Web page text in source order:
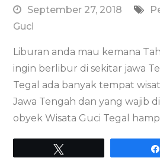
September 27, 2018
Guci
Liburan anda mau kemana
ingin berlibur di sekitar jawa
Tegal ada banyak tempat
Jawa Tengah dan yang wajib
obyek Wisata Guci Tegal